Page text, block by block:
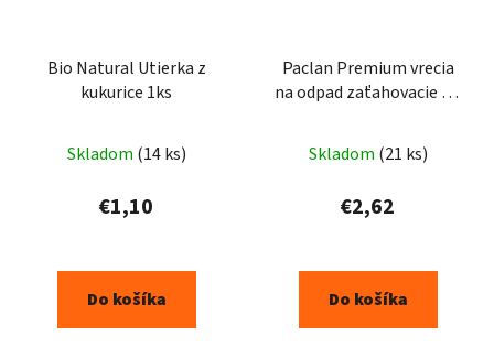
Bio Natural Utierka z
kukurice 1ks
Skladom (14 ks)
€1,10
Do košíka
Paclan Premium vrecia
na odpad zaťahovacie uši
Skladom (21 ks)
€2,62
Do košíka